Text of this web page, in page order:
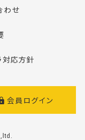
わせ
対応方針
会員ログイン